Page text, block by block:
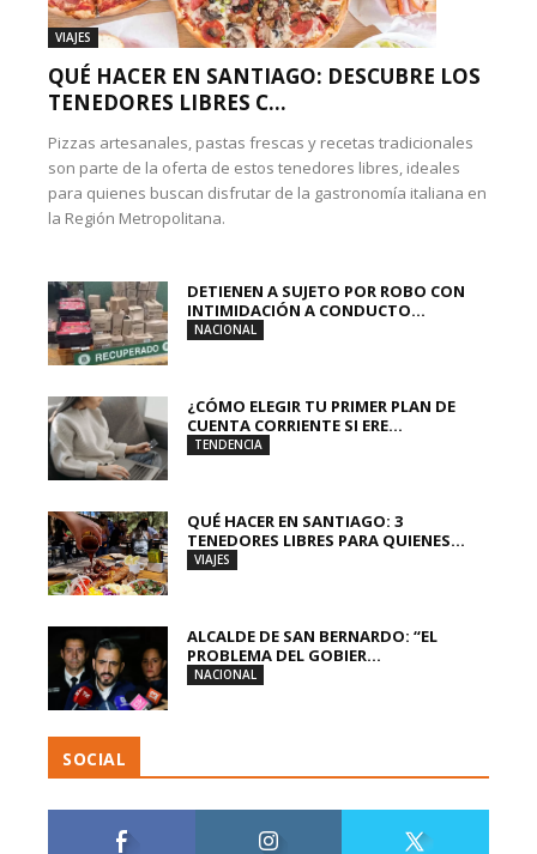
VIAJES
QUÉ HACER EN SANTIAGO: DESCUBRE LOS
TENEDORES LIBRES C...
Pizzas artesanales, pastas frescas y recetas tradicionales
son parte de la oferta de estos tenedores libres, ideales
para quienes buscan disfrutar de la gastronomía italiana en
la Región Metropolitana.
DETIENEN A SUJETO POR ROBO CON
INTIMIDACIÓN A CONDUCTO...
NACIONAL
¿CÓMO ELEGIR TU PRIMER PLAN DE
CUENTA CORRIENTE SI ERE...
TENDENCIA
QUÉ HACER EN SANTIAGO: 3
TENEDORES LIBRES PARA QUIENES...
VIAJES
ALCALDE DE SAN BERNARDO: “EL
PROBLEMA DEL GOBIER...
NACIONAL
SOCIAL